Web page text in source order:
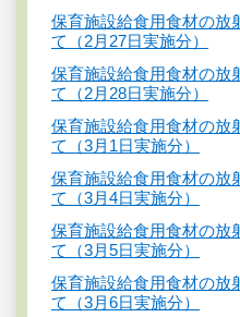
保育施設給食用食材の放
て（2月27日実施分）
保育施設給食用食材の放
て（2月28日実施分）
保育施設給食用食材の放
て（3月1日実施分）
保育施設給食用食材の放
て（3月4日実施分）
保育施設給食用食材の放
て（3月5日実施分）
保育施設給食用食材の放
て（3月6日実施分）